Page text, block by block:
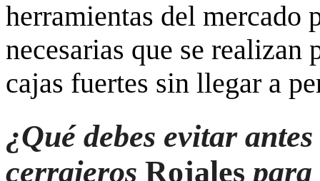
herramientas del mercado
necesarias que se
cajas fuertes sin llegar a
¿Qué debes evitar
cerrajeros Rojales para